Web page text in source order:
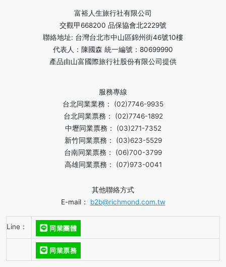
富裕人生旅行社有限公司
交觀甲668200 品保協會北2229號
聯絡地址: 台灣台北市中山區錦州街46號10樓
代表人：陳國森 統一編號：80699990
產品由山富國際旅行社股份有限公司提供
服務專線
台北同業業務： (02)7746-9935
台北同業票務： (02)7746-1892
中壢同業票務： (03)271-7352
新竹同業票務： (03)623-5529
台南同業票務： (06)700-3799
高雄同業票務： (07)973-0041
其他聯絡方式
E-mail： b2b@richmond.com.tw
Line： 同業團體
同業票務